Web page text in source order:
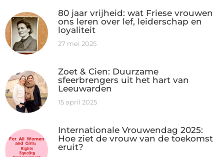
80 jaar vrijheid: wat Friese vrouwen
ons leren over lef, leiderschap en
loyaliteit
27 mei 2025
Zoet & Cien: Duurzame
sfeerbrengers uit het hart van
Leeuwarden
15 april 2025
Internationale Vrouwendag 2025:
Hoe ziet de vrouw van de toekomst
eruit?